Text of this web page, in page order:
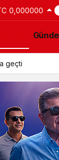
0,000000
geçti